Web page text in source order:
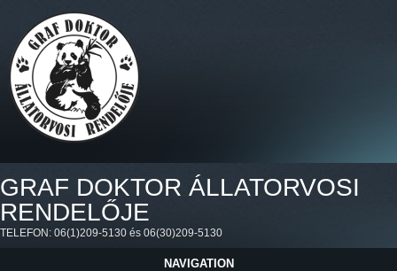
GRAF DOKTOR ÁLLATORVOSI
RENDELŐJE
TELEFON: 06(1)209-5130 és 06(30)209-5130
NAVIGATION